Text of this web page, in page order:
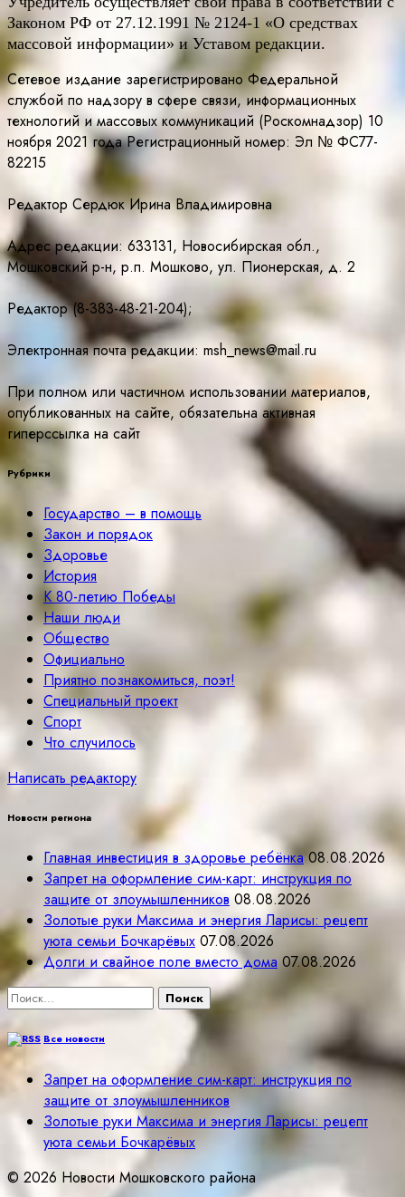
Законом РФ от 27.12.1991 № 2124-1 «О средствах
массовой информации» и Уставом редакции.
Сетевое издание зарегистрировано Федеральной
службой по надзору в сфере связи, информационных
технологий и массовых коммуникаций (Роскомнадзор) 10
ноября 2021 года Регистрационный номер: Эл № ФС77-
82215
Редактор Сердюк Ирина Владимировна
Адрес редакции: 633131, Новосибирская обл.,
Мошковский р-н, р.п. Мошково, ул. Пионерская, д. 2
Редактор (8-383-48-21-204);
Электронная почта редакции: msh_news@mail.ru
При полном или частичном использовании материалов,
опубликованных на сайте, обязательна активная
гиперссылка на сайт
Рубрики
Государство – в помощь
Закон и порядок
Здоровье
История
К 80-летию Победы
Наши люди
Общество
Официально
Приятно познакомиться, поэт!
Специальный проект
Спорт
Что случилось
Написать редактору
Новости региона
Главная инвестиция в здоровье ребёнка 08.08.2026
Запрет на оформление сим-карт: инструкция по
защите от злоумышленников 08.08.2026
Золотые руки Максима и энергия Ларисы: рецепт
уюта семьи Бочкарёвых 07.08.2026
Долги и свайное поле вместо дома 07.08.2026
Найти:
Все новости
Запрет на оформление сим-карт: инструкция по
защите от злоумышленников
Золотые руки Максима и энергия Ларисы: рецепт
уюта семьи Бочкарёвых
© 2026 Новости Мошковского района